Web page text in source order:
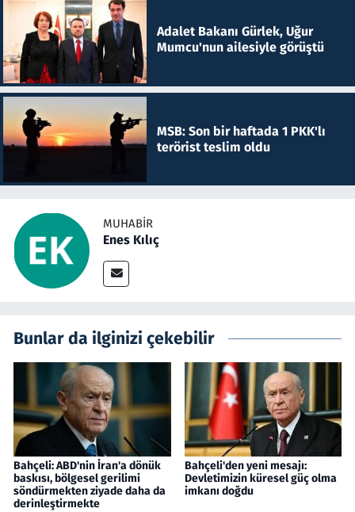
Adalet Bakanı Gürlek, Uğur
Mumcu'nun ailesiyle görüştü
MSB: Son bir haftada 1 PKK'lı
terörist teslim oldu
MUHABIR
Enes Kılıç
Bunlar da ilginizi çekebilir
Bahçeli: ABD'nin İran'a dönük
baskısı, bölgesel gerilimi
söndürmekten ziyade daha da
derinleştirmekte
Bahçeli'den yeni mesajı:
Devletimizin küresel güç olma
imkanı doğdu